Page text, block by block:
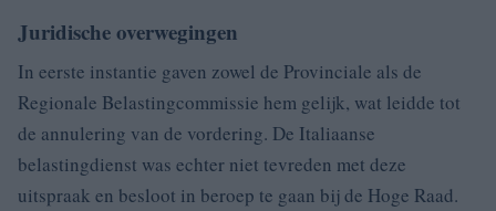
Juridische overwegingen
In eerste instantie gaven zowel de Provinciale als de
Regionale Belastingcommissie hem gelijk, wat leidde tot
de annulering van de vordering. De Italiaanse
belastingdienst was echter niet tevreden met deze
uitspraak en besloot in beroep te gaan bij de Hoge Raad.